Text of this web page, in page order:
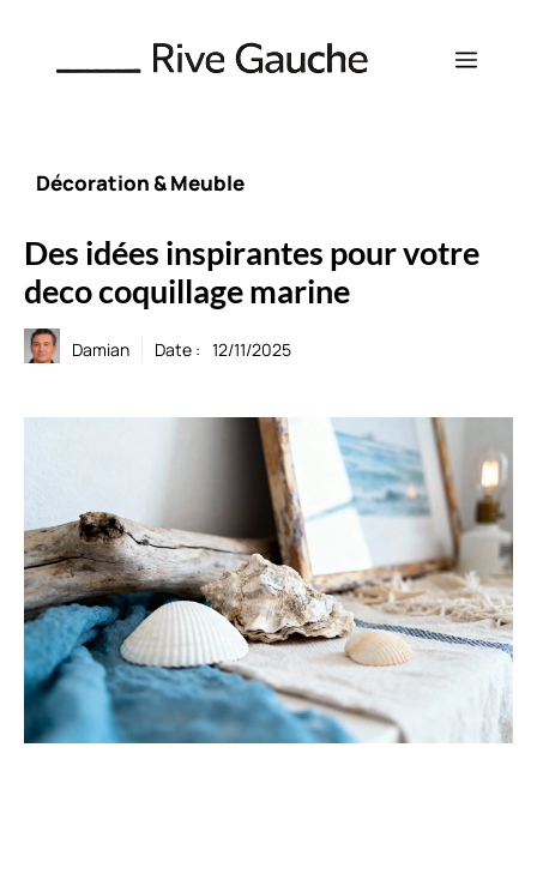
contenu
Menu
Décoration & Meuble
Des idées inspirantes pour votre
deco coquillage marine
Damian Date : 12/11/2025